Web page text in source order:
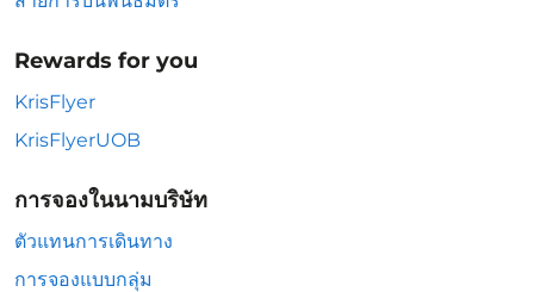
Rewards for you
KrisFlyer
KrisFlyerUOB
การจองในนามบริษัท
ตัวแทนการเดินทาง
การจองแบบกลุ่ม